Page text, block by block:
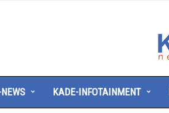
KADE-INFOTAINMENT